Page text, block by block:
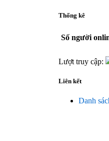
Công Bình
Dang Chi
Diễm
Dỗ
Dung Thị
Duong
Thống kê
Số người
Lượt truy cập:
Liên kết
Danh